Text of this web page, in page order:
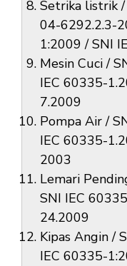
Setrika listrik
04-6292.2.3-
1:2009 / SNI
Mesin Cuci /
IEC 60335-
7.2009
Pompa Air /
IEC 60335-
2003
Lemari
SNI IEC
24.2009
Kipas Angin /
IEC 60335-